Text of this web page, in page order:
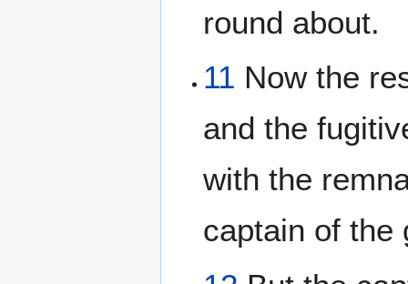
round about.
11 Now the
and the
with the
captain of the